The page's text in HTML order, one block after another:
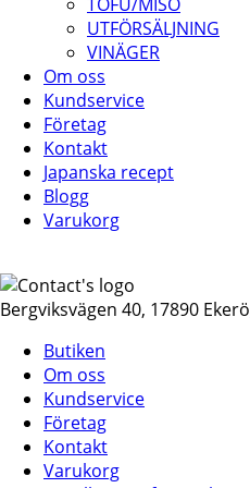
UTFÖRSÄLJNING
VINÄGER
Om oss
Kundservice
Företag
Kontakt
Japanska recept
Blogg
Varukorg
Bergviksvägen 40, 17890 Ekerö
Butiken
Om oss
Kundservice
Företag
Kontakt
Varukorg